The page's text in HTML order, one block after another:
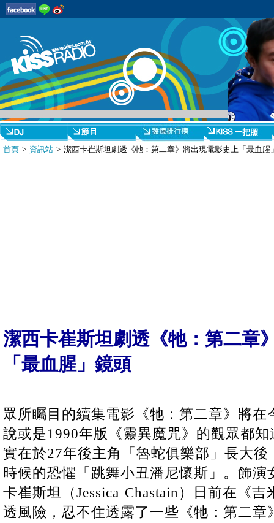
首頁 > 資訊站 > 潔西卡崔斯坦劇透《牠：第二章》將出現電影史上「最血腥
潔西卡崔斯坦劇透《牠：第二章
「最血腥」鏡頭
眾所矚目的續集電影《牠：第二章》將
說或是1990年版《靈異魔咒》的觀眾都
實在於27年後主角「魯蛇俱樂部」長大
時候的恐懼「跳舞小丑潘尼懷斯」。飾
卡崔斯坦（Jessica Chastain）日前在《
透風險，忍不住透露了一些《牠：第二章